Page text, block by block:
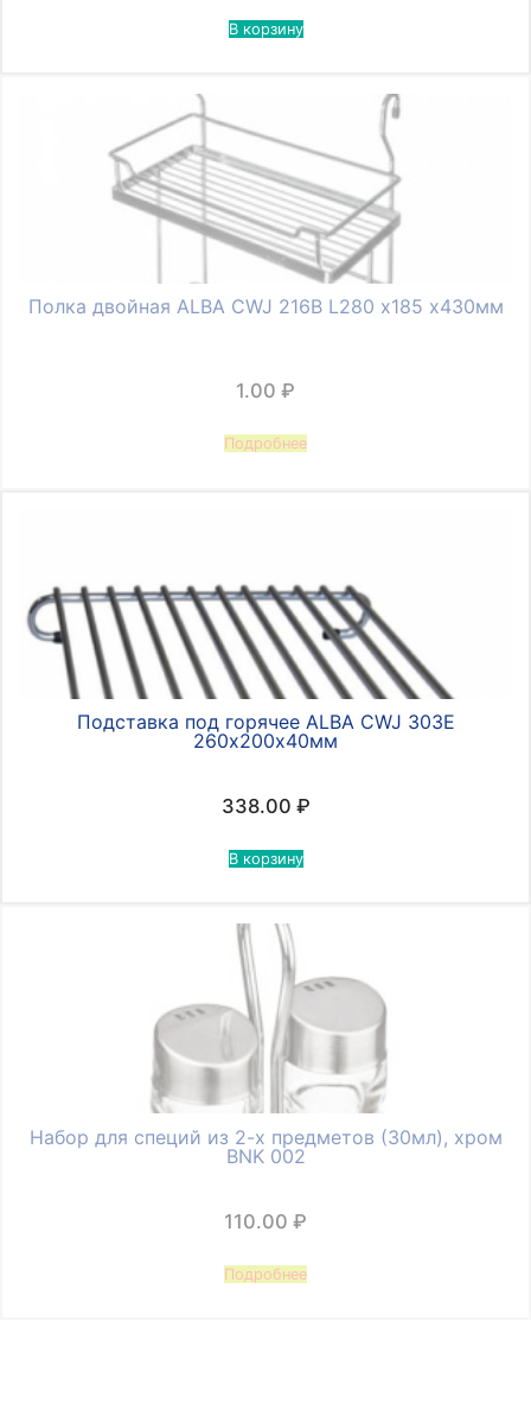
В корзину
Полка двойная ALBA CWJ 216B L280 х185 х430мм
1.00 ₽
Подробнее
Подставка под горячее ALBA CWJ 303Е
260х200х40мм
338.00 ₽
В корзину
Набор для специй из 2-х предметов (30мл), хром
BNK 002
110.00 ₽
Подробнее